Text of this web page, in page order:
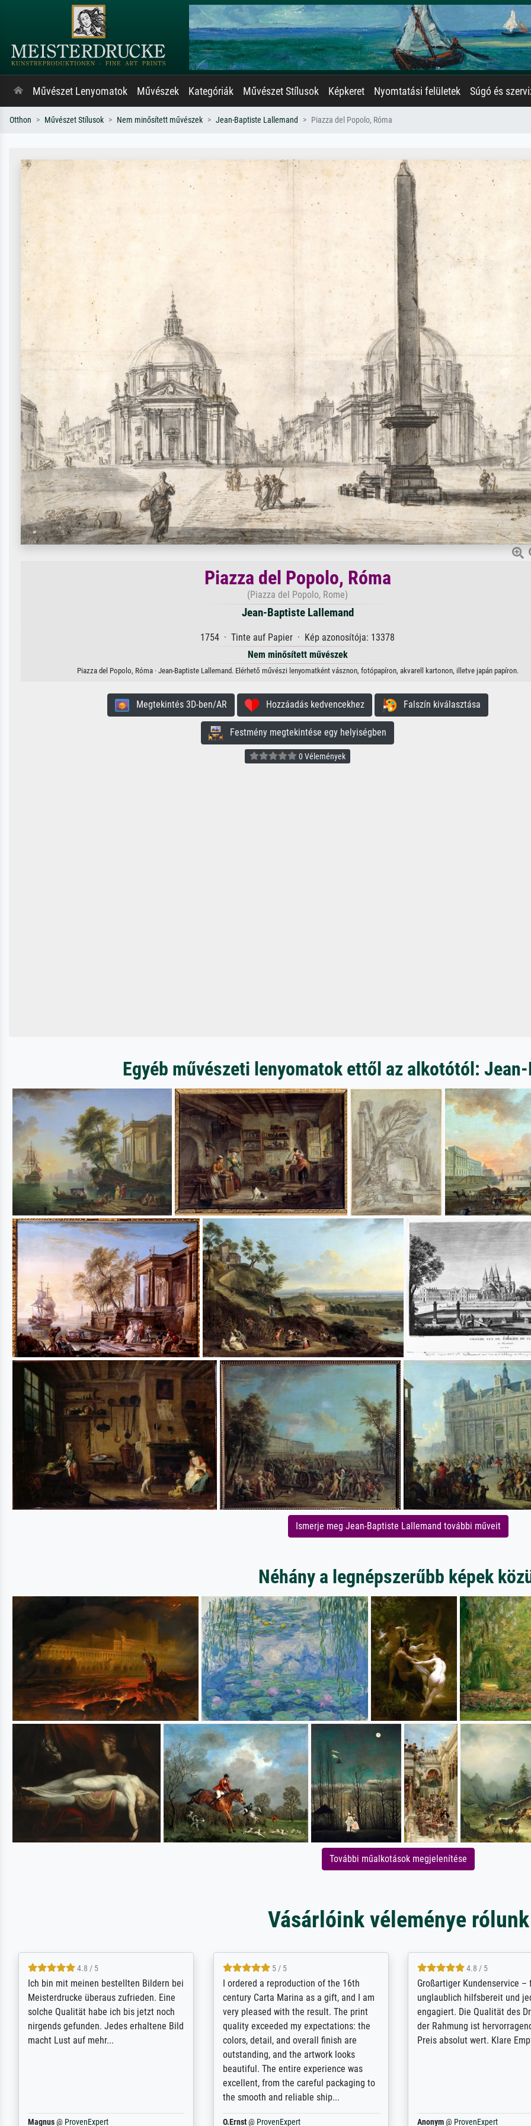
Művészet Lenyomatok Művészek Kategóriák Művészet Stílusok Képkeret Nyomtatási felületek Súgó és
Otthon Művészet Stílusok Nem minősített művészek Jean-Baptiste Lallemand Piazza del Popolo, Róma
Piazza del Popolo, Róma
(Piazza del Popolo, Rome)
Jean-Baptiste Lallemand
1754 · Tinte auf Papier · Kép azonosítója: 13378
Nem minősített művészek
Piazza del Popolo, Róma · Jean-Baptiste Lallemand. Elérhető művészi lenyomatként vásznon, fotópapíron, akvarell kartonon, illetve japán papíron.
Megtekintés 3D-ben/AR Hozzáadás kedvencekhez Falszín kiválasztása
Festmény megtekintése egy helyiségben
0 Vélemények
Egyéb művészeti lenyomatok ettől az alkotótól:
Ismerje meg Jean-Baptiste Lallemand további műveit
Néhány a legnépszerűbb képek
További műalkotások megjelenítése
Vásárlóink véleménye rólunk
5 / 5
Rundum positive Erfahrung. Die
Ausführung des Auftrags hat eine Weile
gedauert, die angekündigte Lieferzeit
wurde aber letztlich sogar etwas
unterschritten. Die Qualität des Papiers
Dr.@ProvenExpert
5 / 5
The team at Meisterdrucke strives to
meet its clients demands, and provides
expert advice on how to obtain the best
results for the prints requested by the
client. The company has a vast
repertoire of prints to choose from, and
will provide excellent service also with
regards to prints which are not in that
repertoire. Highly recommended!
Anonym@ProvenExpert
5 / 5
Outstanding quality and
support. - the quality of the
excellent and difficult to
from the real thing; it will be
for high-quality art prints
Anonym@ ProvenExpert